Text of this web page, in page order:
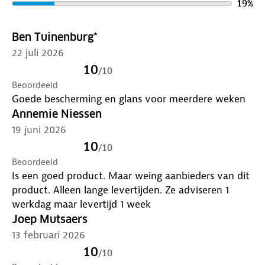
19%
Ben Tuinenburg*
22 juli 2026
10/10
Beoordeeld
Goede bescherming en glans voor meerdere weken
Annemie Niessen
19 juni 2026
10/10
Beoordeeld
Is een goed product. Maar weing aanbieders van dit
product. Alleen lange levertijden. Ze adviseren 1
werkdag maar levertijd 1 week
Joep Mutsaers
13 februari 2026
10/10